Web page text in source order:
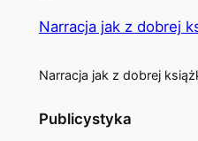
Narracja jak z dobrej
Narracja jak z dobrej
Publicystyka